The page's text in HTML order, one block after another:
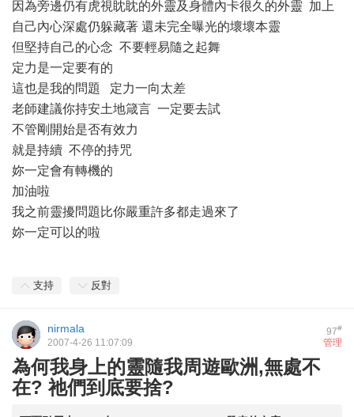
因為旁邊仍有虎視眈眈的外靈及身體內卡很久的外靈 加上
自己內心深處仍躲藏著 還未完全曝光的壞壞本靈
但堅持自己的心念 不要輕易隨之起舞
定力是一定要有的
這也是我的問題 定力一向太差
老師建議你持安土地箴言 一定要去試
不管剛開始是否有效力
就是持續 不停的持咒
妳一定會有轉機的
加油啦
我之前靈擾問題比你嚴重許多都走過來了
妳一定可以的啦
支持 反對
97#
nirmala
管理
2007-4-26 11:07:09
為何我身上的靈隨我周遊歐洲,無處不
在? 祂們到底要捨?